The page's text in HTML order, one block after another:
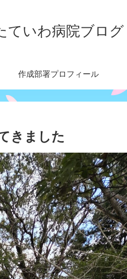
ていわ病院ブログ
作成部署プロフィール
きました